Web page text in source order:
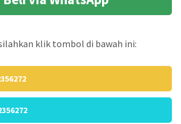
klik tombol di bawah ini: